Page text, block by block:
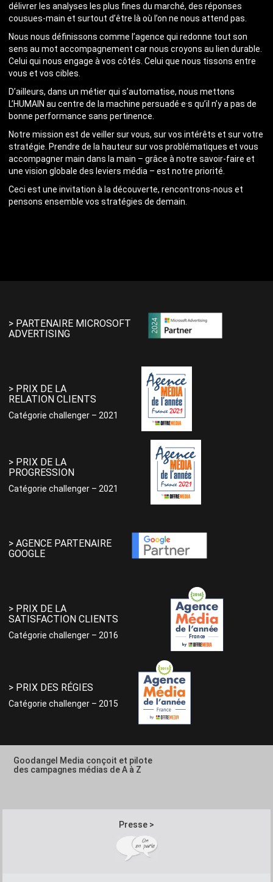
délivrer les analyses les plus fines du marché, des réponses
cousues-main et surtout d’être là où l’on ne nous attend pas.
Nous nous définissons comme l’agence qui redonne tout son
sens au mot accompagnement car nous croyons au lien durable.
Celui qui nous engage à vos côtés. Celui que nous tissons entre
vous et vos cibles.
D’ailleurs, dans un métier qui s’automatise, nous mettons
L’HUMAIN au centre de la machine persuadé·e·s qu’il n’y a pas de
bonne performance sans pertinence.
Notre mission est de veiller sur vous, sur vos intérêts et sur votre
stratégie. Prendre de la hauteur sur vos problématiques et vous
accompagner main dans la main – grâce à notre savoir-faire et
une vision globale des leviers média – est notre priorité.
Ceci est une invitation à la découverte, rencontrons-nous et
pensons ensemble vos stratégies de demain.
> PARTENAIRE MICROSOFT
ADVERTISING
> PRIX DE LA
RELATION CLIENTS
Catégorie challenger – 2021
> PRIX DE LA
PROGRESSION
Catégorie challenger – 2021
> AGENCE PARTENAIRE
GOOGLE
> PRIX DE LA
SATISFACTION CLIENTS
Catégorie challenger – 2016
> PRIX DES RÉGIES
Catégorie challenger – 2015
Goodangel Media conçoit et pilote
des campagnes médias de A à Z
Presse >